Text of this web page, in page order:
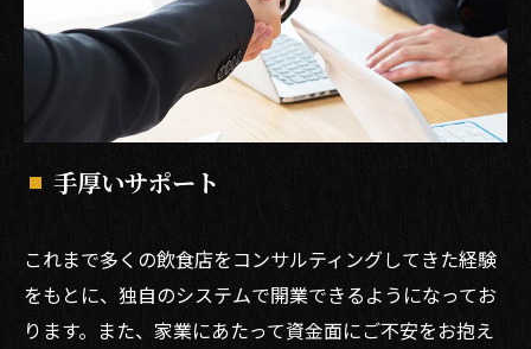
手厚いサポート
これまで多くの飲食店をコンサルティングしてきた経験
をもとに、独自のシステムで開業できるようになってお
ります。また、家業にあたって資金面にご不安をお抱え